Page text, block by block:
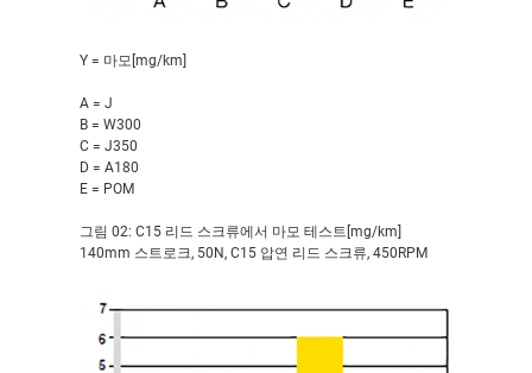
Y = 마모[mg/km]
A = J
B = W300
C = J350
D = A180
E = POM
그림 02: C15 리드 스크류에서 마모 테스트[mg/km]
140mm 스트로크, 50N, C15 압연 리드 스크류, 450RPM